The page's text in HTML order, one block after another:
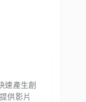
速產生創
供影片